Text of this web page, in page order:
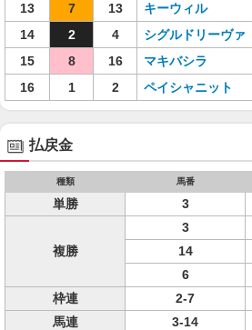
13
7 13 キーウィル
14
2 4 シグルドリーヴァ
15
8 16 マキバシラ
16
1 2 ペイシャニット
払戻金
種類 馬番
単勝 3
複勝
3
14
6
枠連
2-7
馬連
3-14